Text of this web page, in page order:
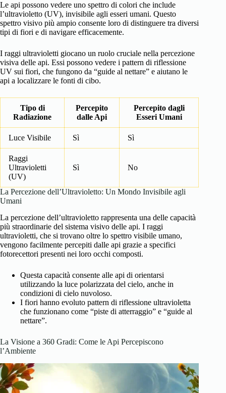
Le api possono vedere uno spettro di colori che include
l’ultravioletto (UV), invisibile agli esseri umani. Questo
spettro visivo più ampio consente loro di distinguere tra diversi
tipi di fiori e di navigare efficacemente.
I raggi ultravioletti giocano un ruolo cruciale nella percezione
visiva delle api. Essi possono vedere i pattern di riflessione
UV sui fiori, che fungono da “guide al nettare” e aiutano le
api a localizzare le fonti di cibo.
Tipo di
Radiazione
Percepito
dalle Api
Percepito dagli
Esseri Umani
Luce Visibile Sì Sì
Raggi
Ultravioletti
(UV)
Sì No
La Percezione dell’Ultravioletto: Un Mondo Invisibile agli
Umani
La percezione dell’ultravioletto rappresenta una delle capacità
più straordinarie del sistema visivo delle api. I raggi
ultravioletti, che si trovano oltre lo spettro visibile umano,
vengono facilmente percepiti dalle api grazie a specifici
fotorecettori presenti nei loro occhi composti.
Questa capacità consente alle api di orientarsi
utilizzando la luce polarizzata del cielo, anche in
condizioni di cielo nuvoloso.
I fiori hanno evoluto pattern di riflessione ultravioletta
che funzionano come “piste di atterraggio” e “guide al
nettare”.
La Visione a 360 Gradi: Come le Api Percepiscono
l’Ambiente